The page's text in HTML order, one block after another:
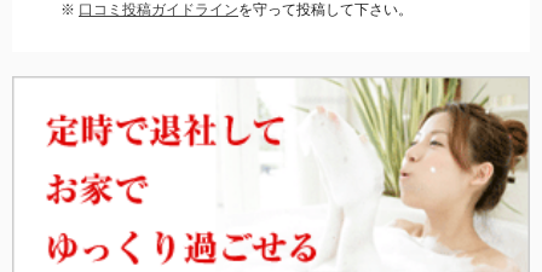
※ 口コミ投稿ガイドラインを守って投稿して下さい。